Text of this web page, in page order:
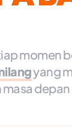
momen
yang
depan